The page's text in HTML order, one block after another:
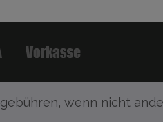
wenn nicht